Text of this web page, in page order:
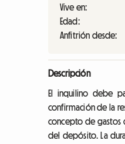
Vive en:
Edad:
Anfitrión desde:
Descripción
El inquilino debe
confirmación de la
concepto de gastos
del depósito. La